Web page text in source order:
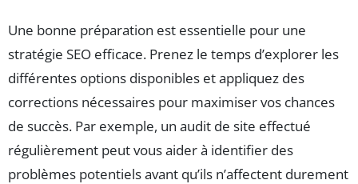
Une bonne préparation est essentielle pour une
stratégie SEO efficace. Prenez le temps d’explorer les
différentes options disponibles et appliquez des
corrections nécessaires pour maximiser vos chances
de succès. Par exemple, un audit de site effectué
régulièrement peut vous aider à identifier des
problèmes potentiels avant qu’ils n’affectent durement